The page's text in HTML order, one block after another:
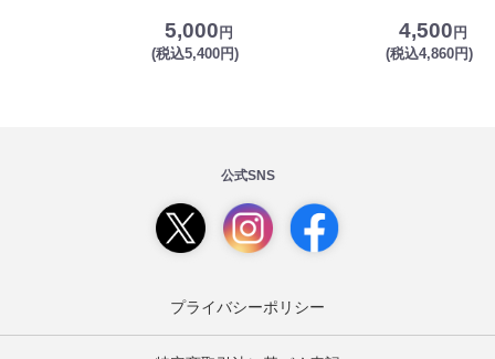
5,000 円
(税込5,400円)
4,500 円
(税込4,860円)
公式SNS
プライバシーポリシー